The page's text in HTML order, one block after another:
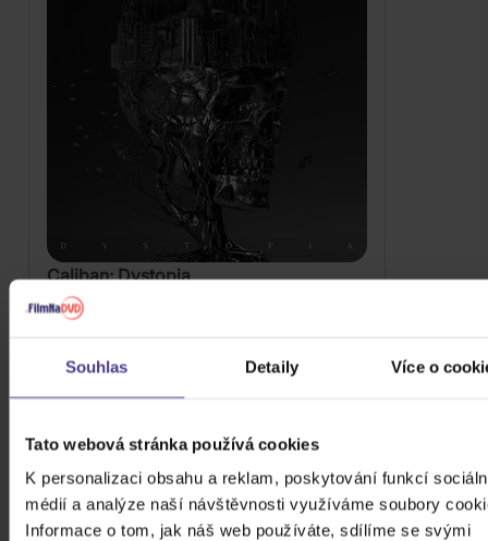
Souhlas Detaily Více o
Tato webová stránka používá cookies
K personalizaci obsahu a reklam, poskytování funkcí
médií a analýze naší návštěvnosti využíváme soubory
Informace o tom, jak náš web používáte, sdílíme se svými
Caliban: Dystopia
Vinyl